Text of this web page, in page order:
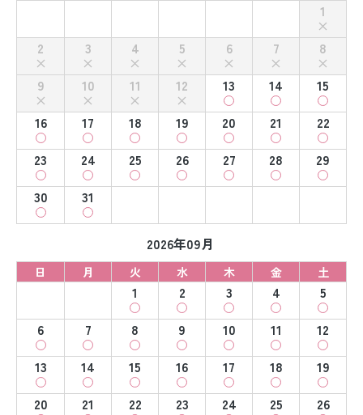
1
2
3 4 5 6 7
8
9
10 11 12 13 14
15
16
17 18 19 20 21
22
23
24 25 26 27 28
29
30
31
2026年09月
日 月 火 水 木 金 土
1 2 3 4
5
6
7 8 9 10 11
12
13
14 15 16 17 18
19
20
21 22 23 24 25
26